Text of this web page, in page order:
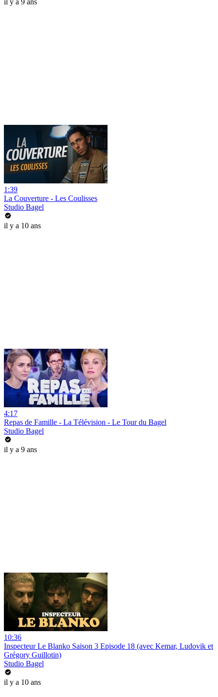
il y a 9 ans
1:39
La Couverture - Les Coulisses
Studio Bagel
il y a 10 ans
4:17
Repas de Famille - La Télévision - Le Tour du Bagel
Studio Bagel
il y a 9 ans
10:36
Inspecteur Le Blanko Saison 3 Episode 18 (avec Kemar, Ludovik et
Grégory Guillotin)
Studio Bagel
il y a 10 ans